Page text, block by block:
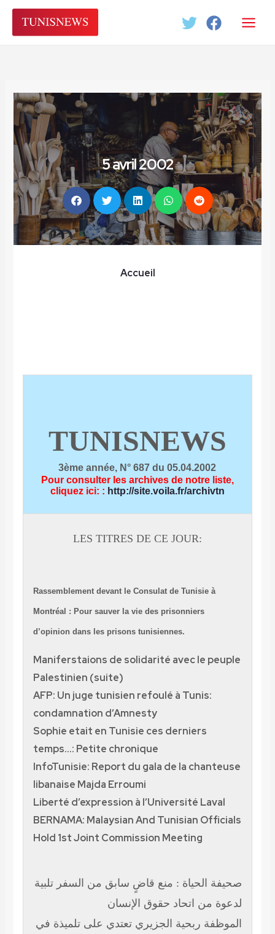
Aller
contenu
5 avril 2002
Accueil
TUNISNEWS
3ème année, N° 687 du 05.04.2002
Pour consulter les archives de notre liste,
cliquez ici: : http://site.voila.fr/archivtn
LES TITRES DE CE JOUR:
Rassemblement devant le Consulat de Tunisie à
Montréal : Pour sauver la vie des prisonniers
d’opinion dans les prisons tunisiennes.
Maniferstaions de solidarité avec le peuple
Palestinien (suite)
AFP: Un juge tunisien refoulé à Tunis:
condamnation d’Amnesty
Sophie etait en Tunisie ces derniers
temps…: Petite chronique
InfoTunisie: Report du gala de la chanteuse
libanaise Majda Erroumi
Liberté d’expression à l’Université Laval
BERNAMA: Malaysian And Tunisian Officials
Hold 1st Joint Commission Meeting
صحيفة الحياة : منع قاضٍ سابق من السفر تلبية
لدعوة من اتحاد حقوق الإنسان
الموظفة ربحية الجزيري تعتدي على تلميذة في